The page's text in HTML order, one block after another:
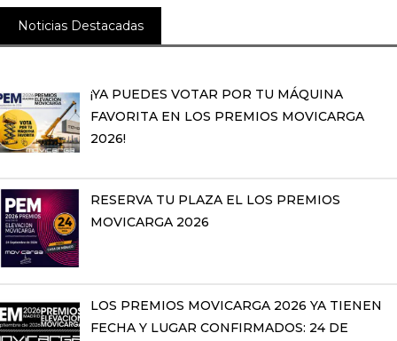
Noticias Destacadas
¡YA PUEDES VOTAR POR TU MÁQUINA
FAVORITA EN LOS PREMIOS MOVICARGA
2026!
RESERVA TU PLAZA EL LOS PREMIOS
MOVICARGA 2026
LOS PREMIOS MOVICARGA 2026 YA TIENEN
FECHA Y LUGAR CONFIRMADOS: 24 DE